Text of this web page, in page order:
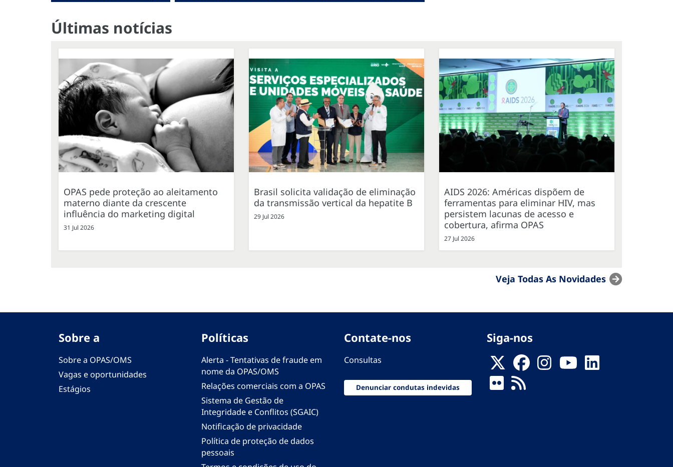
Últimas notícias
OPAS pede proteção ao aleitamento
materno diante da crescente
influência do marketing digital
31 Jul 2026
Brasil solicita validação de eliminação
da transmissão vertical da hepatite B
29 Jul 2026
AIDS 2026: Américas dispõem de
ferramentas para eliminar HIV, mas
persistem lacunas de acesso e
cobertura, afirma OPAS
27 Jul 2026
Veja Todas As Novidades
Sobre a
Sobre a OPAS/OMS
Vagas e oportunidades
Estágios
Políticas
Alerta - Tentativas de fraude em
nome da OPAS/OMS
Relações comerciais com a OPAS
Sistema de Gestão de
Integridade e Conflitos (SGAIC)
Notificação de privacidade
Política de proteção de dados
pessoais
Contate-nos
Consultas
Denunciar condutas indevidas
Siga-nos